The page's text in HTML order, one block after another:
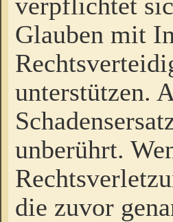
Glauben mit
unterstützen.
unberührt.
die zuvor